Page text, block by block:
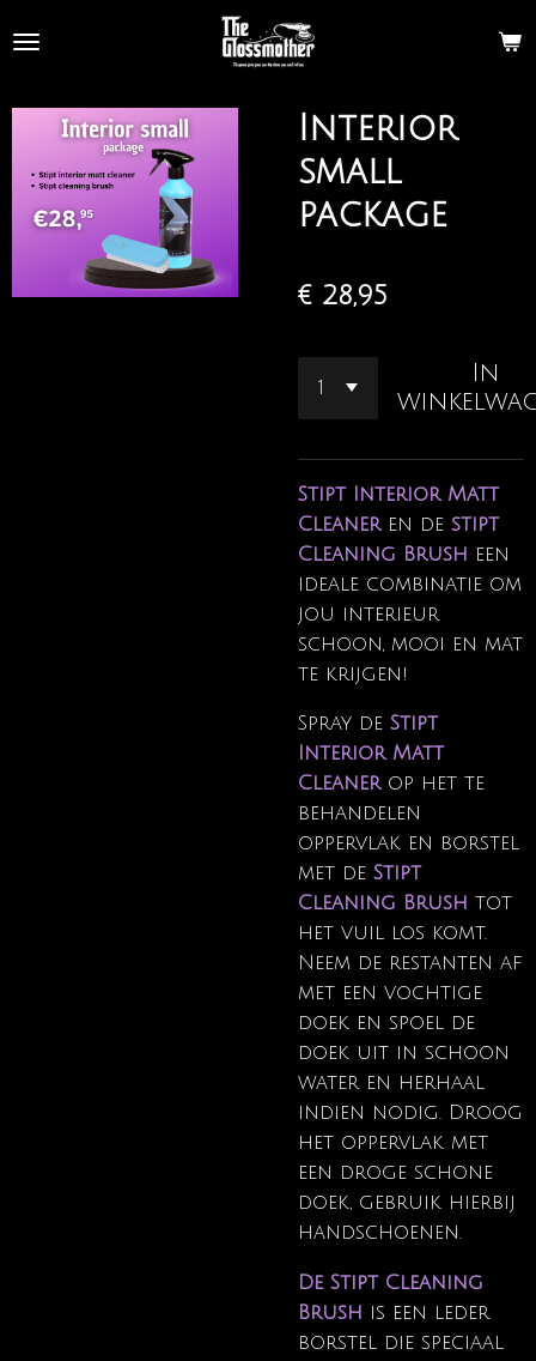
direct
de
hoofdinhoud
Interior
small
package
€ 28,95
In
Stipt Interior Matt
Cleaneren de stipt
Cleaning Brush een
ideale combinatie om
jou interieur
schoon, mooi en mat
te krijgen!
Spray de Stipt
Interior Matt
Cleanerop het te
behandelen
oppervlak en borstel
met de Stipt
Cleaning Brush tot
het vuil los komt.
Neem de restanten af
met een vochtige
doek en spoel de
doek uit in schoon
water en herhaal
indien nodig. Droog
het oppervlak met
een droge schone
doek, gebruik hierbij
handschoenen.
De Stipt Cleaning
Brush is een leder
borstel die speciaal